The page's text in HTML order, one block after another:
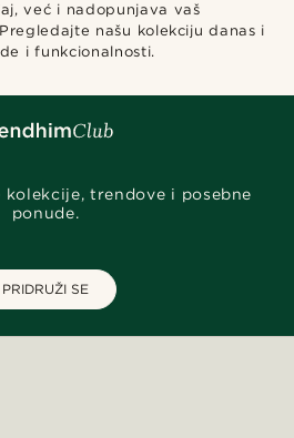
već i nadopunjava vaš
našu kolekciju danas i
i funkcionalnosti.
kolekcije, trendove i posebne
ponude.
PRIDRUŽI SE